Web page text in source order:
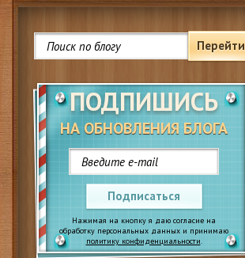
Перейти
ПОДПИШИСЬ
НА ОБНОВЛЕНИЯ БЛОГА
Подписаться
Нажимая на кнопку я даю согласие на
обработку персональных данных и принимаю
политику конфиденциальности.